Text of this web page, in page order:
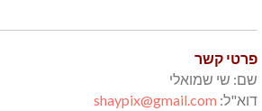
פרטי קשר
שם: שי שמואלי
דוא"ל: shaypix@gmail.com